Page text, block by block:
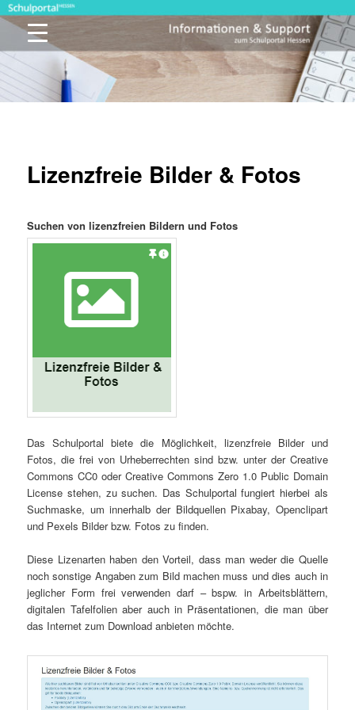
Zum
primären
springenSchulportal Hessen
Lizenzfreie Bilder & Fotos
Suchen von lizenzfreien Bildern und Fotos
Das Schulportal biete die Möglichkeit, lizenzfreie Bilder und
Fotos, die frei von Urheberrechten sind bzw. unter der Creative
Commons CC0 oder Creative Commons Zero 1.0 Public Domain
License stehen, zu suchen. Das Schulportal fungiert hierbei als
Suchmaske, um innerhalb der Bildquellen Pixabay, Openclipart
und Pexels Bilder bzw. Fotos zu finden.
Diese Lizenarten haben den Vorteil, dass man weder die Quelle
noch sonstige Angaben zum Bild machen muss und dies auch in
jeglicher Form frei verwenden darf – bspw. in Arbeitsblättern,
digitalen Tafelfolien aber auch in Präsentationen, die man über
das Internet zum Download anbieten möchte.